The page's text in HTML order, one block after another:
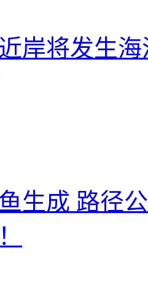
岸将发生
生成 路径